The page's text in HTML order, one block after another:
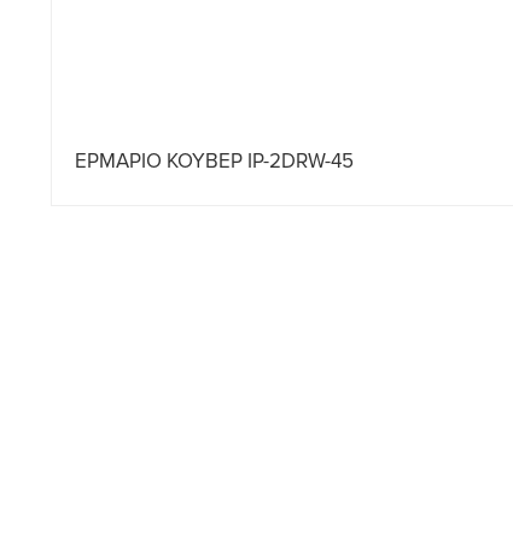
ΕΡΜΑΡΙΟ ΚΟΥΒΕΡ IP-2DRW-45